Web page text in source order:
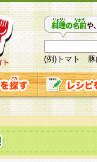
(例)トマト